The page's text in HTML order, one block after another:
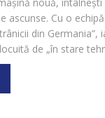
ascunse. Cu o
din Germania”,
de „în stare